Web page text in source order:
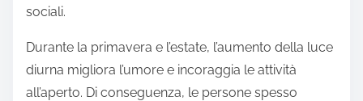
sociali.
Durante la primavera e l’estate, l’aumento della luce
diurna migliora l’umore e incoraggia le attività
all’aperto. Di conseguenza, le persone spesso